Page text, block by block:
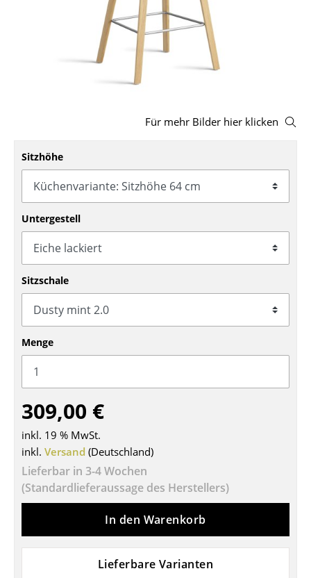
Bänke & Liegen
Schaukelstühle
Bürodrehstühle
Konferenzstühle
Bürosessel
Einzelteile
... alle Sitzmöbel
Tische
Esstische
Beistelltische
Couchtische
Schreibtische
Sekretäre & PC-Tische
Konferenztische
Stehtische & Stehpulte
Kindertische
Für mehr Bilder hier klicken
Sitzhöhe
Untergestell
Sitzschale
Menge
309,00 €
inkl. 19 % MwSt.
inkl. Versand (Deutschland)
Lieferbar in 3-4 Wochen
(Standardlieferaussage des Herstellers)
In den Warenkorb
Lieferbare Varianten